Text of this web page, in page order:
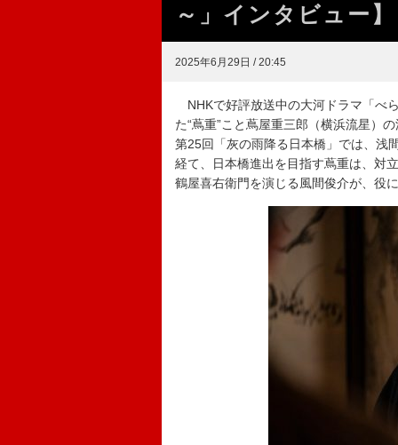
～」インタビュー】
2025年6月29日 / 20:45
NHKで好評放送中の大河ドラマ「べ
た“蔦重”こと蔦屋重三郎（横浜流星）
第25回「灰の雨降る日本橋」では、浅
経て、日本橋進出を目指す蔦重は、対
鶴屋喜右衛門を演じる風間俊介が、役